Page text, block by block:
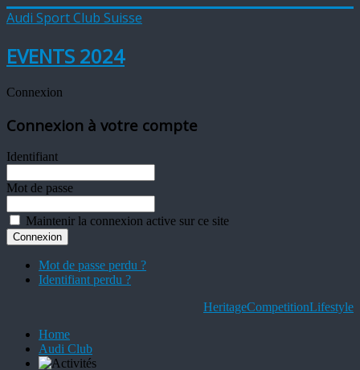
Audi Sport Club Suisse
EVENTS 2024
Connexion
Connexion à votre compte
Identifiant
Mot de passe
Maintenir la connexion active sur ce site
Mot de passe perdu ?
Identifiant perdu ?
HeritageCompetitionLifestyle
Home
Audi Club